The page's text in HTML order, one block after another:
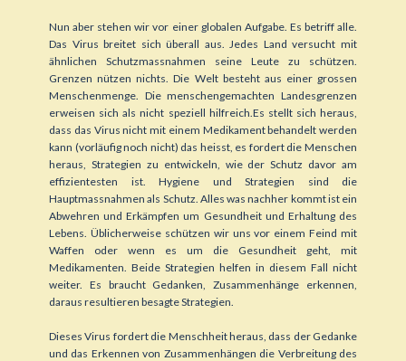
Nun aber stehen wir vor einer globalen Aufgabe. Es betriff alle.
Das Virus breitet sich überall aus. Jedes Land versucht mit
ähnlichen Schutzmassnahmen seine Leute zu schützen.
Grenzen nützen nichts. Die Welt besteht aus einer grossen
Menschenmenge. Die menschengemachten Landesgrenzen
erweisen sich als nicht speziell hilfreich.Es stellt sich heraus,
dass das Virus nicht mit einem Medikament behandelt werden
kann (vorläufig noch nicht) das heisst, es fordert die Menschen
heraus, Strategien zu entwickeln, wie der Schutz davor am
effizientesten ist. Hygiene und Strategien sind die
Hauptmassnahmen als Schutz. Alles was nachher kommt ist ein
Abwehren und Erkämpfen um Gesundheit und Erhaltung des
Lebens. Üblicherweise schützen wir uns vor einem Feind mit
Waffen oder wenn es um die Gesundheit geht, mit
Medikamenten. Beide Strategien helfen in diesem Fall nicht
weiter. Es braucht Gedanken, Zusammenhänge erkennen,
daraus resultieren besagte Strategien.
Dieses Virus fordert die Menschheit heraus, dass der Gedanke
und das Erkennen von Zusammenhängen die Verbreitung des